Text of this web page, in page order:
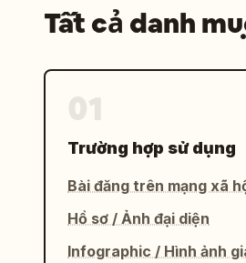
Tất cả danh
Trường hợp sử dụng
Bài đăng trên mạng xã
Hồ sơ / Ảnh đại diện
Infographic / Hình ảnh